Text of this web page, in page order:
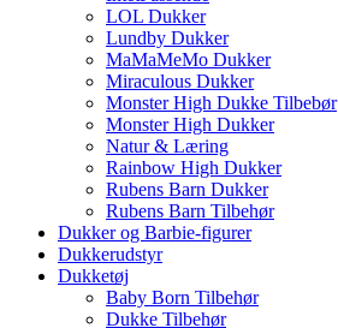
LOL Dukker
Lundby Dukker
MaMaMeMo Dukker
Miraculous Dukker
Monster High Dukke Tilbebør
Monster High Dukker
Natur & Læring
Rainbow High Dukker
Rubens Barn Dukker
Rubens Barn Tilbehør
Dukker og Barbie-figurer
Dukkerudstyr
Dukketøj
Baby Born Tilbehør
Dukke Tilbehør